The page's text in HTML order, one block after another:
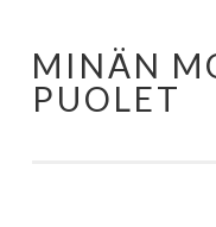
MINÄN
PUOLET